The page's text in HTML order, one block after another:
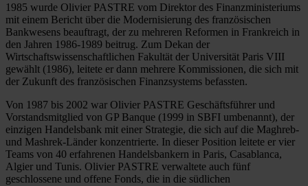
1985 wurde Olivier PASTRE vom Direktor des Finanzministeriums
mit einem Bericht über die Modernisierung des französischen
Bankwesens beauftragt, der zu mehreren Reformen in Frankreich in
den Jahren 1986-1989 beitrug. Zum Dekan der
Wirtschaftswissenschaftlichen Fakultät der Universität Paris VIII
gewählt (1986), leitete er dann mehrere Kommissionen, die sich mit
der Zukunft des französischen Finanzsystems befassten.
Von 1987 bis 2002 war Olivier PASTRE Geschäftsführer und
Vorstandsmitglied von GP Banque (1999 in SBFI umbenannt), der
einzigen Handelsbank mit einer Strategie, die sich auf die Maghreb-
und Mashrek-Länder konzentrierte. In dieser Position leitete er vier
Teams von 40 erfahrenen Handelsbankern in Paris, Casablanca,
Algier und Tunis. Olivier PASTRE verwaltete auch fünf
geschlossene und offene Fonds, die in die südlichen